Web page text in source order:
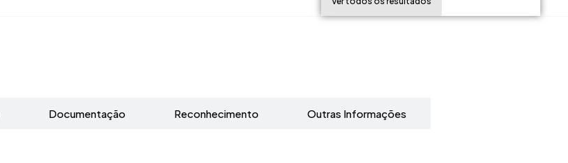
Documentação Reconhecimento Outras Informações